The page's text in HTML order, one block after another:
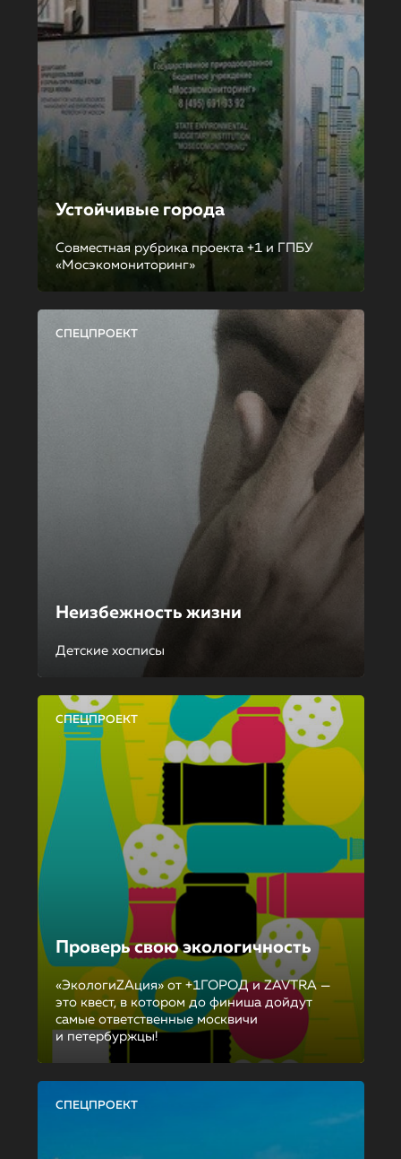
Устойчивые города
Совместная рубрика проекта +1 и ГПБУ
«Мосэкомониторинг»
СПЕЦПРОЕКТ
Неизбежность жизни
Детские хосписы
СПЕЦПРОЕКТ
Проверь свою экологичность
«ЭкологиZAция» от +1ГОРОД и ZAVTRA —
это квест, в котором до финиша дойдут
самые ответственные москвичи
и петербуржцы!
СПЕЦПРОЕКТ